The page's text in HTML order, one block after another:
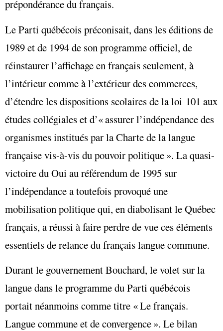
prépondérance du français.
Le Parti québécois préconisait, dans les éditions de
1989 et de 1994 de son programme officiel, de
réinstaurer l’affichage en français seulement, à
l’intérieur comme à l’extérieur des commerces,
d’étendre les dispositions scolaires de la loi 101 aux
études collégiales et d’« assurer l’indépendance des
organismes institués par la Charte de la langue
française vis-à-vis du pouvoir politique ». La quasi-
victoire du Oui au référendum de 1995 sur
l’indépendance a toutefois provoqué une
mobilisation politique qui, en diabolisant le Québec
français, a réussi à faire perdre de vue ces éléments
essentiels de relance du français langue commune.
Durant le gouvernement Bouchard, le volet sur la
langue dans le programme du Parti québécois
portait néanmoins comme titre « Le français.
Langue commune et de convergence ». Le bilan